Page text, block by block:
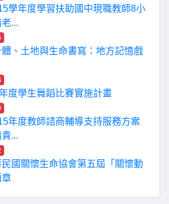
學年度學習扶助國中現職教師8小
...
、土地與生命書寫：地方記憶戲
度學生舞蹈比賽實施計畫
年度教師諮商輔導支持服務方案
...
國關懷生命協會第五屆「關懷動
章